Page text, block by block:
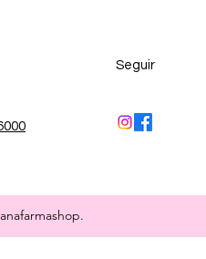
Seguir